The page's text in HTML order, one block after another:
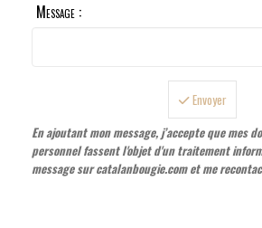
Message :
Envoyer
En ajoutant mon message, j’accepte que mes
personnel fassent l'objet d'un traitement
message sur catalanbougie.com et me